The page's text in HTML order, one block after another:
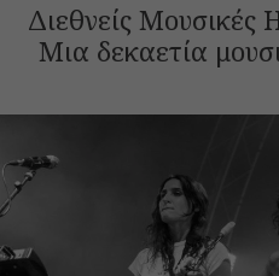
Διεθνείς
Μια δεκαετία